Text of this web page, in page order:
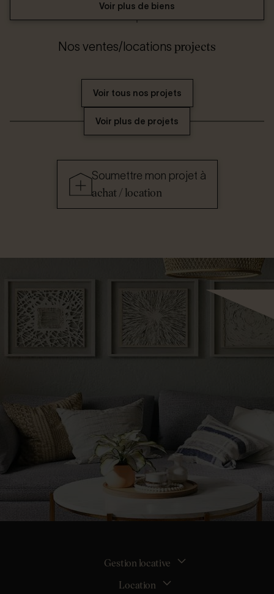
Voir plus de biens
Nos ventes/locations projects
Voir tous nos projets
Voir plus de projets
Soumettre mon projet à
achat / location
Gestion locative
La gestion locative
Location